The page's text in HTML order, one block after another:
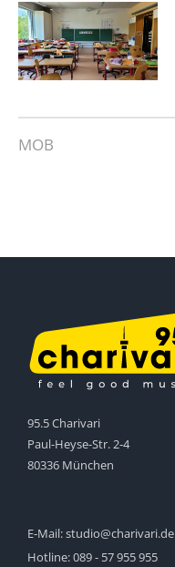
MOB
95.5 Charivari
Paul-Heyse-Str. 2-4
80336 München
E-Mail:studio@charivari.de
Hotline:089 - 57 955 955